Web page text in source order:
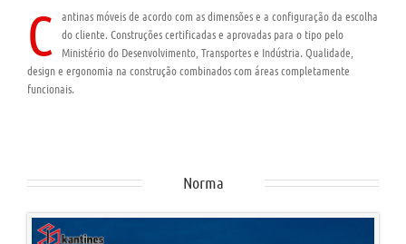
C
antinas móveis de acordo com as dimensões e a configuração da escolha
do cliente. Construções certificadas e aprovadas para o tipo pelo
Ministério do Desenvolvimento, Transportes e Indústria. Qualidade,
design e ergonomia na construção combinados com áreas completamente
funcionais.
Norma